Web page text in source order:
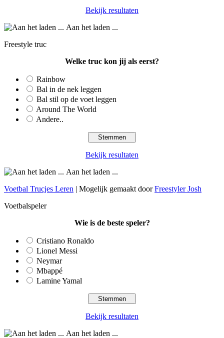
Bekijk resultaten
Aan het laden ...
Freestyle truc
Welke truc kon jij als eerst?
Rainbow
Bal in de nek leggen
Bal stil op de voet leggen
Around The World
Andere..
Bekijk resultaten
Aan het laden ...
Voetbal Trucjes Leren | Mogelijk gemaakt doorFreestyler Josh
Voetbalspeler
Wie is de beste speler?
Cristiano Ronaldo
Lionel Messi
Neymar
Mbappé
Lamine Yamal
Bekijk resultaten
Aan het laden ...